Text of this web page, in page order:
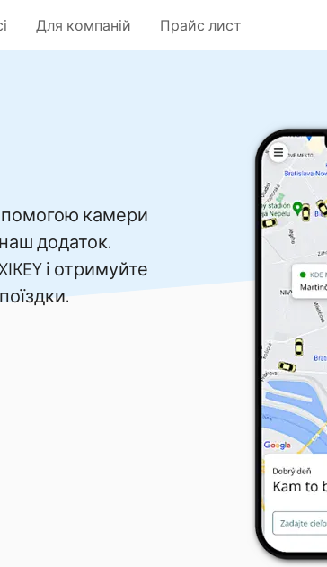
Для компаній Прайс лист
камери
додаток.
і отримуйте